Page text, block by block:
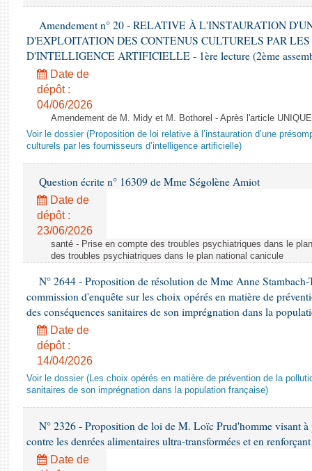
Amendement n° 20 - RELATIVE À L'INSTAURATION
D'EXPLOITATION DES CONTENUS CULTURELS PAR LES
D'INTELLIGENCE ARTIFICIELLE - 1ère lecture (2ème
Date de
dépôt :
04/06/2026
Amendement de M. Midy et M. Bothorel - Après l'article
Voir le dossier (Proposition de loi relative à l’instauration d’une
culturels par les fournisseurs d’intelligence artificielle)
Question écrite n° 16309 de Mme Ségolène Amiot
Date de
dépôt :
23/06/2026
santé - Prise en compte des troubles psychiatriques dans le
des troubles psychiatriques dans le plan national canicule
N° 2644 - Proposition de résolution de Mme Anne
commission d'enquête sur les choix opérés en matière de
des conséquences sanitaires de son imprégnation dans la
Date de
dépôt :
14/04/2026
Voir le dossier (Les choix opérés en matière de prévention de la
sanitaires de son imprégnation dans la population française)
N° 2326 - Proposition de loi de M. Loïc Prud'homme visant
contre les denrées alimentaires ultra-transformées et en
Date de